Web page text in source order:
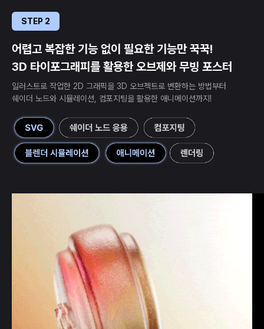
STEP 2
어렵고 복잡한 기능 없이 필요한 기능만 꾹꾹!
3D 타이포그래피를 활용한 오브제와 무빙 포스터
일러스트로 작업한 2D 그래픽을 3D 오브젝트로 변환하는 방법부터
쉐이더 노드와 시뮬레이션, 컴포지팅을 활용한 애니메이션까지!